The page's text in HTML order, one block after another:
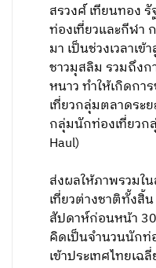
สรวงศ์ เทียนทอง
ท่องเที่ยวและกีฬา
มา เป็นช่วงเวลาเ
ชาวมุสลิม รวมถึง
หนาว ทำให้เกิดก
เที่ยวกลุ่มตลาดระ
กลุ่มนักท่องเที่ยวก
Haul)
ส่งผลให้ภาพรวม
เที่ยวต่างชาติทั้งสิ้
สัปดาห์ก่อนหน้า
คิดเป็นจำนวนนักท่
เข้าประเทศไทยเ